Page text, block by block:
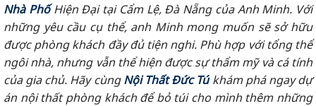
Nhà PhốHiện Đại tại Cẩm Lệ, Đà Nẵng của Anh Minh. Với
những yêu cầu cụ thể, anh Minh mong muốn sẽ sở hữu
được phòng khách đầy đủ tiện nghi. Phù hợp với tổng thể
ngôi nhà, nhưng vẫn thể hiện được sự thẩm mỹ và cá tính
của gia chủ. Hãy cùngNội Thất Đức Túkhám phá ngay dự
án nội thất phòng khách để bỏ túi cho mình thêm những